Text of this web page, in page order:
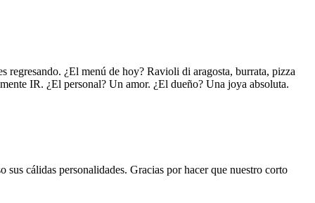
regresando. ¿El menú de hoy? Ravioli di aragosta, burrata, pizza
IR. ¿El personal? Un amor. ¿El dueño? Una joya absoluta.
cálidas personalidades. Gracias por hacer que nuestro corto